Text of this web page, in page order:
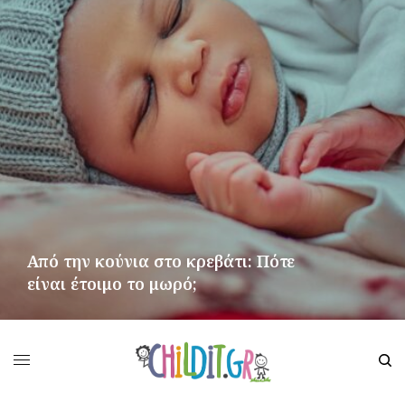
Από την κούνια στο κρεβάτι: Πότε
είναι έτοιμο το μωρό;